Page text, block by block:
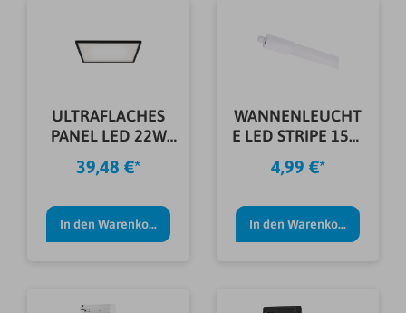
ULTRAFLACHES
PANEL LED 22W
SCHWARZ ECKIG
39,48 €*
In den Warenkorb
WANNENLEUCHT
E LED STRIPE 15W
1725LM
4,99 €*
In den Warenkorb